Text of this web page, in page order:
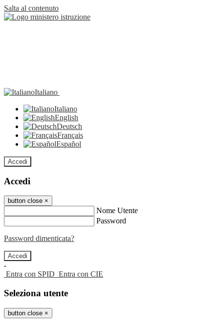
Salta al contenuto
Italiano
Italiano
English
Deutsch
Français
Español
Accedi
Accedi
button close ×
Nome Utente
Password
Password dimenticata?
-
Entra con SPID Entra con CIE
Seleziona utente
button close ×